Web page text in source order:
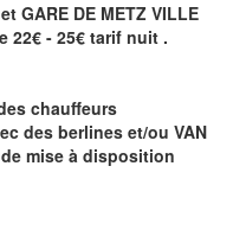
GARE DE METZ VILLE
22€ - 25€ tarif nuit .
chauffeurs
des berlines et/ou VAN
mise à disposition